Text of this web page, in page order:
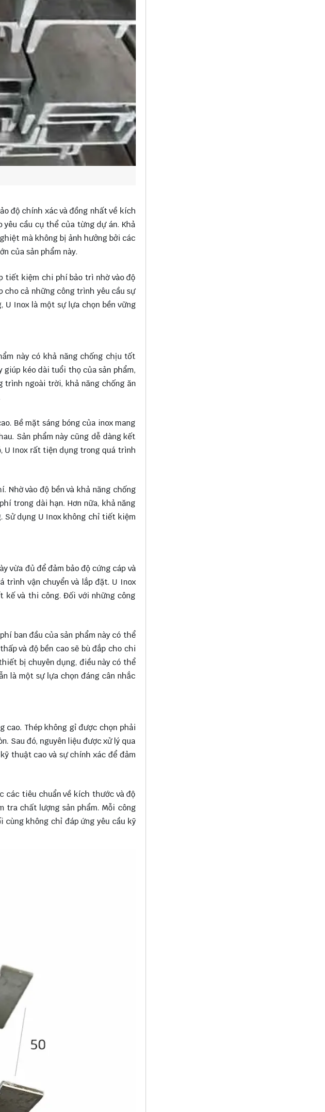
độ chính xác và đồng nhất về kích
yêu cầu cụ thể của từng dự án. Khả
mà không bị ảnh hưởng bởi các
của sản phẩm này.
tiết kiệm chi phí bảo trì nhờ vào độ
cho cả những công trình yêu cầu sự
Inox là một sự lựa chọn bền vững
này có khả năng chống chịu tốt
kéo dài tuổi thọ của sản phẩm,
ngoài trời, khả năng chống ăn
Bề mặt sáng bóng của inox mang
Sản phẩm này cũng dễ dàng kết
U Inox rất tiện dụng trong quá trình
vào độ bền và khả năng chống
trong dài hạn. Hơn nữa, khả năng
Sử dụng U Inox không chỉ tiết kiệm
vừa đủ để đảm bảo độ cứng cáp và
trình vận chuyển và lắp đặt. U Inox
và thi công. Đối với những công
ban đầu của sản phẩm này có thể
và độ bền cao sẽ bù đắp cho chi
bị chuyên dụng, điều này có thể
là một sự lựa chọn đáng cân nhắc
cao. Thép không gỉ được chọn phải
Sau đó, nguyên liệu được xử lý qua
thuật cao và sự chính xác để đảm
các tiêu chuẩn về kích thước và độ
tra chất lượng sản phẩm. Mỗi công
không chỉ đáp ứng yêu cầu kỹ